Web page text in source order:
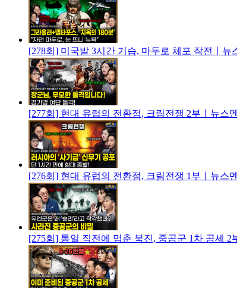
[278회] 미국발 3시간 기습, 마두로 체포 작전ㅣ뉴
[277회] 현대 유럽의 전환점, 크림전쟁 2부ㅣ뉴스
[276회] 현대 유럽의 전환점, 크림전쟁 1부ㅣ뉴스
[275회] 통일 직전에 멈춘 북진, 중공군 1차 공세